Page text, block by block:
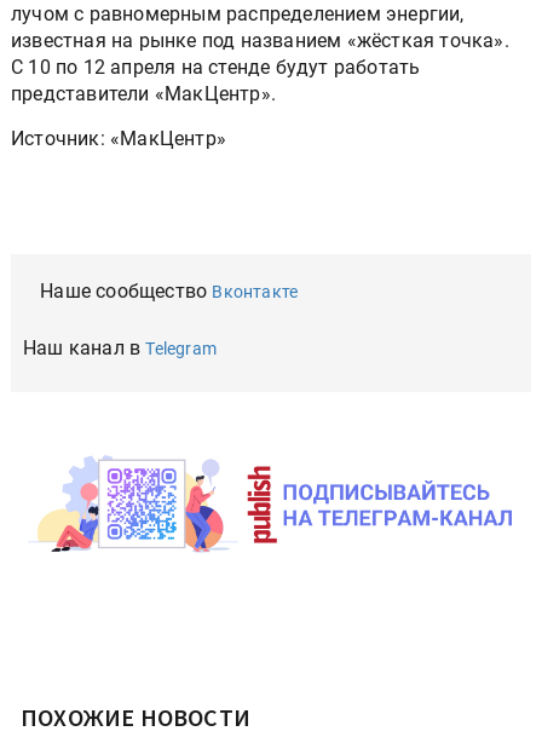
лучом с равномерным распределением энергии,
известная на рынке под названием «жёсткая точка».
С 10 по 12 апреля на стенде будут работать
представители «МакЦентр».
Источник: «МакЦентр»
Наше сообщество Вконтакте
Наш канал вTelegram
ПОХОЖИЕ НОВОСТИ